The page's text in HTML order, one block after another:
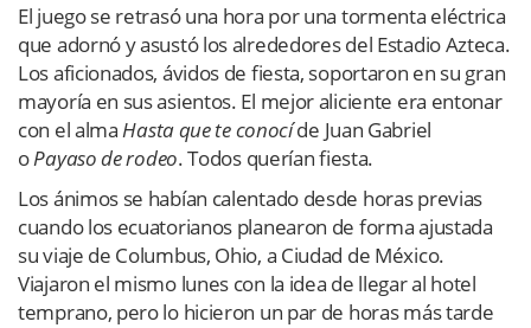
El juego se retrasó una hora por una tormenta eléctrica
que adornó y asustó los alrededores del Estadio Azteca.
Los aficionados, ávidos de fiesta, soportaron en su gran
mayoría en sus asientos. El mejor aliciente era entonar
con el almaHasta que te conocíde Juan Gabriel
oPayaso de rodeo. Todos querían fiesta.
Los ánimos se habían calentado desde horas previas
cuando los ecuatorianos planearon de forma ajustada
su viaje de Columbus, Ohio, a Ciudad de México.
Viajaron el mismo lunes con la idea de llegar al hotel
temprano, pero lo hicieron un par de horas más tarde